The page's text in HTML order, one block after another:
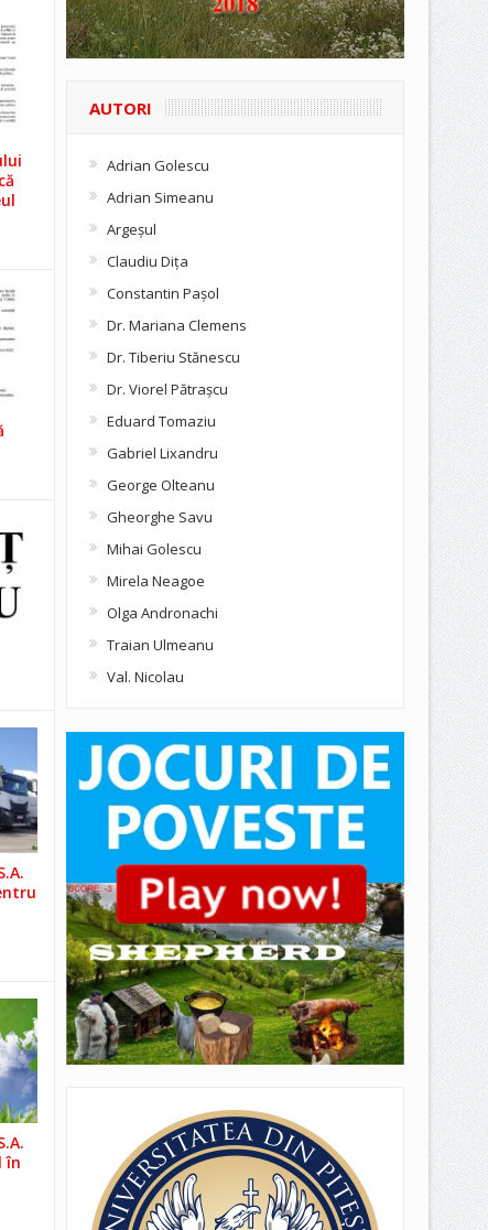
în
AUTORI
Adrian Golescu
Adrian Simeanu
Argeşul
Claudiu Diţa
Constantin Pașol
Dr. Mariana Clemens
Dr. Tiberiu Stănescu
Dr. Viorel Pătraşcu
Eduard Tomaziu
Gabriel Lixandru
George Olteanu
Gheorghe Savu
Mihai Golescu
Mirela Neagoe
Olga Andronachi
Traian Ulmeanu
Val. Nicolau